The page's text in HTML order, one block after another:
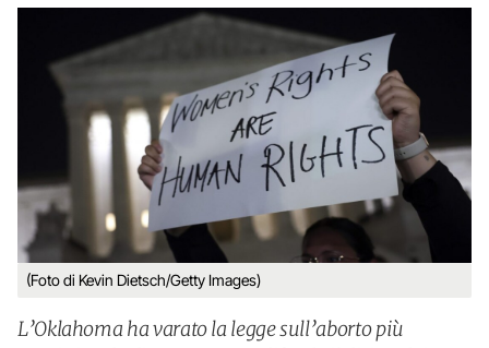
(Foto di Kevin Dietsch/Getty Images)
L’Oklahoma ha varato la legge sull’aborto più